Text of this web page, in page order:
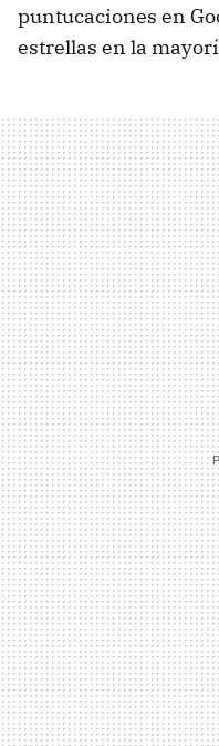
puntucaciones en
estrellas en la